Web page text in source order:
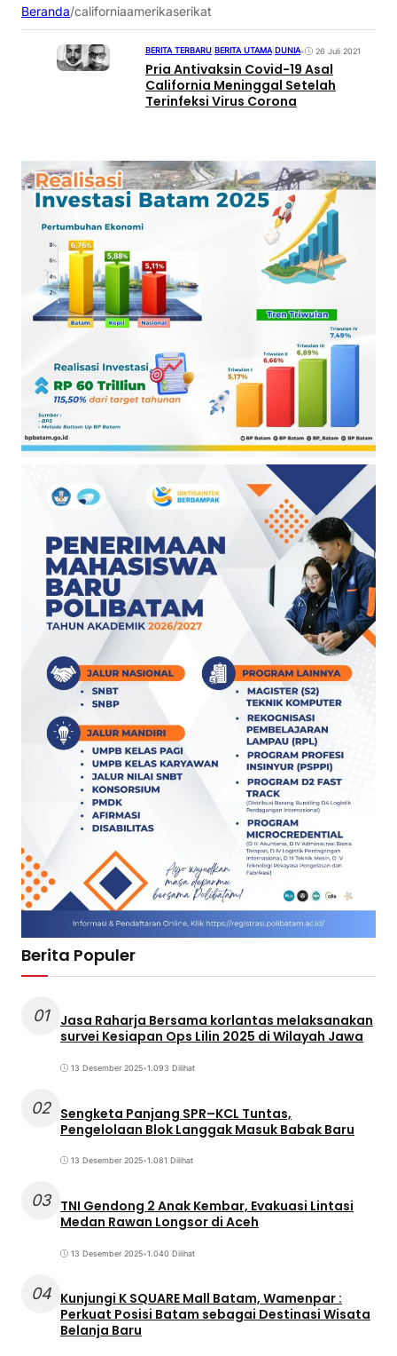
Beranda/californiaamerikaserikat
BERITA TERBARU BERITA UTAMA DUNIA• 26 Juli 2021
Pria Antivaksin Covid-19 Asal
California Meninggal Setelah
Terinfeksi Virus Corona
Berita Populer
01
Jasa Raharja Bersama korlantas melaksanakan
survei Kesiapan Ops Lilin 2025 di Wilayah Jawa
13 Desember 2025•1.093 Dilihat
02 Sengketa Panjang SPR–KCL Tuntas,
Pengelolaan Blok Langgak Masuk Babak Baru
13 Desember 2025•1.081 Dilihat
03 TNI Gendong 2 Anak Kembar, Evakuasi Lintasi
Medan Rawan Longsor di Aceh
13 Desember 2025•1.040 Dilihat
04 Kunjungi K SQUARE Mall Batam, Wamenpar :
Perkuat Posisi Batam sebagai Destinasi Wisata
Belanja Baru